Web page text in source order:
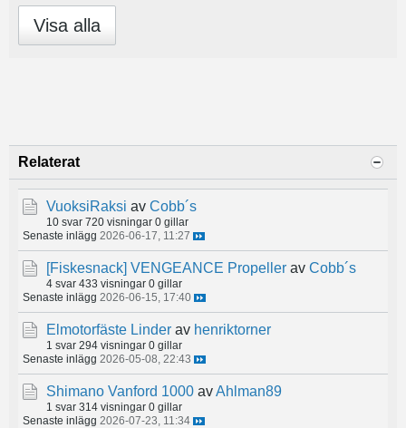
Visa alla
Relaterat
VuoksiRaksi av Cobb´s
10 svar 720 visningar 0 gillar
Senaste inlägg 2026-06-17, 11:27
[Fiskesnack] VENGEANCE Propeller av Cobb´s
4 svar 433 visningar 0 gillar
Senaste inlägg 2026-06-15, 17:40
Elmotorfäste Linder av henriktorner
1 svar 294 visningar 0 gillar
Senaste inlägg 2026-05-08, 22:43
Shimano Vanford 1000 avAhlman89
1 svar 314 visningar 0 gillar
Senaste inlägg 2026-07-23, 11:34